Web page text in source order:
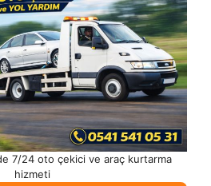
7/24 oto çekici ve araç kurtarma
hizmeti